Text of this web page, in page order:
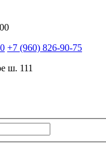
+7 (960) 826-90-75
ш. 111